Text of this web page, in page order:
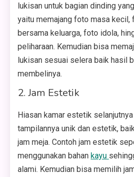
lukisan untuk bagian dinding
yaitu memajang foto masa
bersama keluarga, foto idola,
peliharaan. Kemudian bisa
lukisan sesuai selera baik hasil
membelinya.
2. Jam Estetik
Hiasan kamar estetik
tampilannya unik dan estetik,
jam meja. Contoh jam estetik
menggunakan bahan kayu
alami. Kemudian bisa memilih